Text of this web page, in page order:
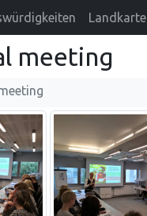
Landkarte
meeting